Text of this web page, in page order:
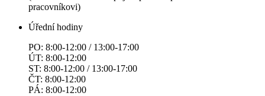
pracovníkovi)
Úřední hodiny
PO: 8:00-12:00 / 13:00-17:00
ÚT: 8:00-12:00
ST: 8:00-12:00 / 13:00-17:00
ČT: 8:00-12:00
PÁ: 8:00-12:00